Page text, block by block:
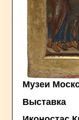
Музеи
Выставка